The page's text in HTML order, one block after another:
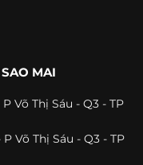
MAI
Võ Thị Sáu - Q3 - TP
Võ Thị Sáu - Q3 - TP